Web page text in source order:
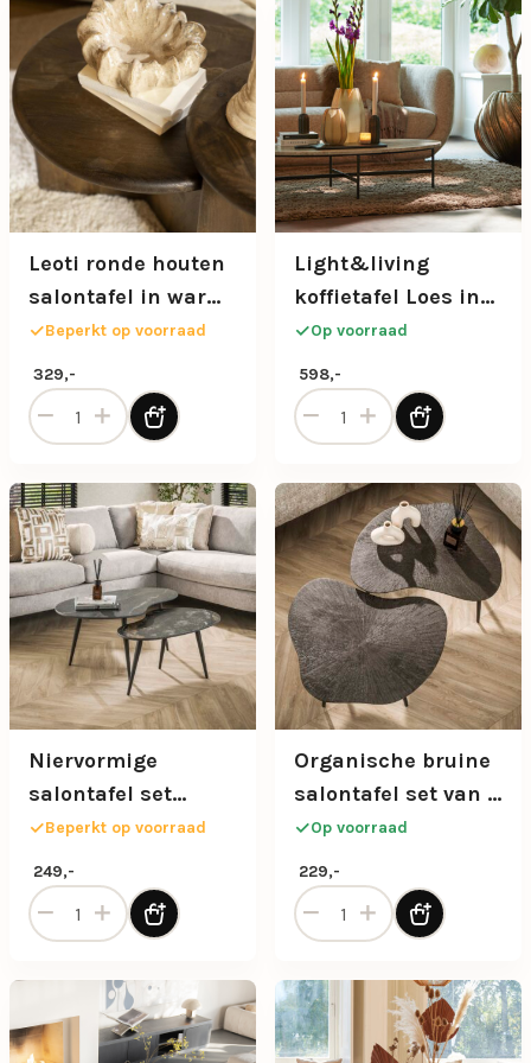
Leoti ronde houten
salontafel in warm
bruin
Beperkt op voorraad
329,-
Leoti ronde houten salontafel in warm bruin aantal
Light&living
koffietafel Loes in
beige/grijs marmer
en zwart
Op voorraad
598,-
Light&living koffietafel
Niervormige
salontafel set
Fossil met
natuursteen-look
zwart blad
Beperkt op voorraad
249,-
Niervormige salontafel set Fossil met natuursteen-look
Organische bruine
salontafel set van 2
met slanke poten
Op voorraad
229,-
Organische bruine